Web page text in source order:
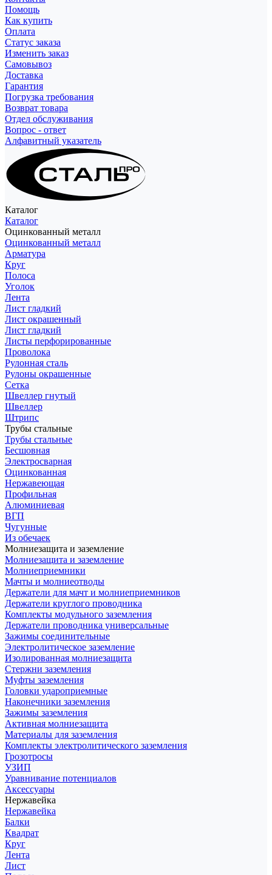
Помощь
Как купить
Оплата
Статус заказа
Изменить заказ
Самовывоз
Доставка
Гарантия
Погрузка требования
Возврат товара
Отдел обслуживания
Вопрос - ответ
Алфавитный указатель
Каталог
Каталог
Оцинкованный металл
Оцинкованный металл
Арматура
Круг
Полоса
Уголок
Лента
Лист гладкий
Лист окрашенный
Лист гладкий
Листы перфорированные
Проволока
Рулонная сталь
Рулоны окрашенные
Сетка
Швеллер гнутый
Швеллер
Штрипс
Трубы стальные
Трубы стальные
Бесшовная
Электросварная
Оцинкованная
Нержавеющая
Профильная
Алюминиевая
ВГП
Чугунные
Из обечаек
Молниезащита и заземление
Молниезащита и заземление
Молниеприемники
Мачты и молниеотводы
Держатели для мачт и молниеприемников
Держатели круглого проводника
Комплекты модульного заземления
Держатели проводника универсальные
Зажимы соединительные
Электролитическое заземление
Изолированная молниезащита
Стержни заземления
Муфты заземления
Головки удароприемные
Наконечники заземления
Зажимы заземления
Активная молниезащита
Материалы для заземления
Комплекты электролитического заземления
Грозотросы
УЗИП
Уравнивание потенциалов
Аксессуары
Нержавейка
Нержавейка
Балки
Квадрат
Круг
Лента
Лист